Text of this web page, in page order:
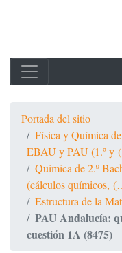
Portada del sitio
Física y Química
EBAU y PAU (1.º
Química de 2.º
(cálculos químicos,
Estructura de la
PAU Andalucía:
cuestión 1A (8475)